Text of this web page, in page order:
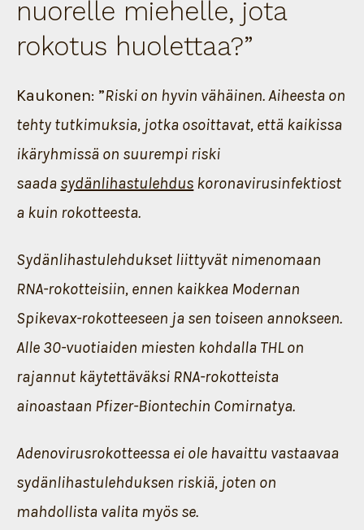
nuorelle miehelle, jota
rokotus huolettaa?”
Kaukonen: ”Riski on hyvin vähäinen. Aiheesta on
tehty tutkimuksia, jotka osoittavat, että kaikissa
ikäryhmissä on suurempi riski
saada sydänlihastulehdus koronavirusinfektiost
a kuin rokotteesta.
Sydänlihastulehdukset liittyvät nimenomaan
RNA-rokotteisiin, ennen kaikkea Modernan
Spikevax-rokotteeseen ja sen toiseen annokseen.
Alle 30-vuotiaiden miesten kohdalla THL on
rajannut käytettäväksi RNA-rokotteista
ainoastaan Pfizer-Biontechin Comirnatya.
Adenovirusrokotteessa ei ole havaittu vastaavaa
sydänlihastulehduksen riskiä, joten on
mahdollista valita myös se.